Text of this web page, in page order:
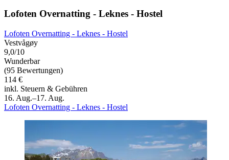
Lofoten Overnatting - Leknes - Hostel
Lofoten Overnatting - Leknes - Hostel
Vestvågøy
9,0/10
Wunderbar
(95 Bewertungen)
114 €
inkl. Steuern & Gebühren
16. Aug.–17. Aug.
Lofoten Overnatting - Leknes - Hostel